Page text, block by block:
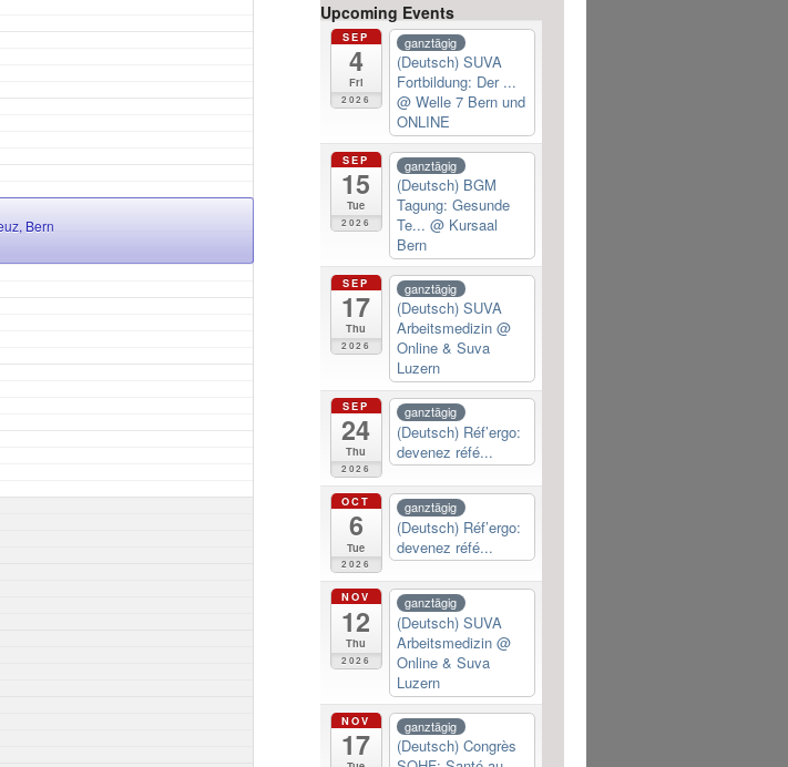
Bern
Upcoming Events
SEP
4
Fri
2026
ganztägig
(Deutsch) SUVA
Fortbildung: Der ...
@ Welle 7 Bern und
ONLINE
SEP
15
Tue
2026
ganztägig
(Deutsch) BGM
Tagung: Gesunde
Te... @ Kursaal
Bern
SEP
17
Thu
2026
ganztägig
(Deutsch) SUVA
Arbeitsmedizin @
Online & Suva
Luzern
SEP
24
Thu
2026
ganztägig
(Deutsch) Réf’ergo:
devenez réfé...
OCT
6
Tue
2026
ganztägig
(Deutsch) Réf’ergo:
devenez réfé...
NOV
12
Thu
2026
ganztägig
(Deutsch) SUVA
Arbeitsmedizin @
Online & Suva
Luzern
NOV
17
ganztägig
(Deutsch) Congrès